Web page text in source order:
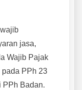
jasa,
Wajib Pajak
PPh 23
PPh Badan.